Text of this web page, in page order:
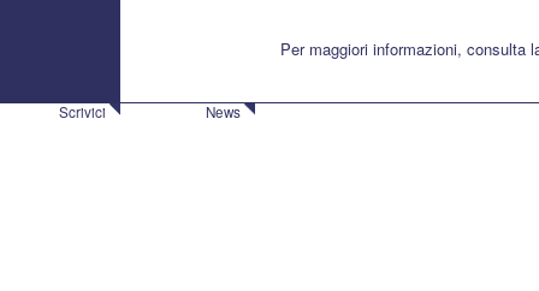
Per maggiori informazioni, consulta
Scrivici News